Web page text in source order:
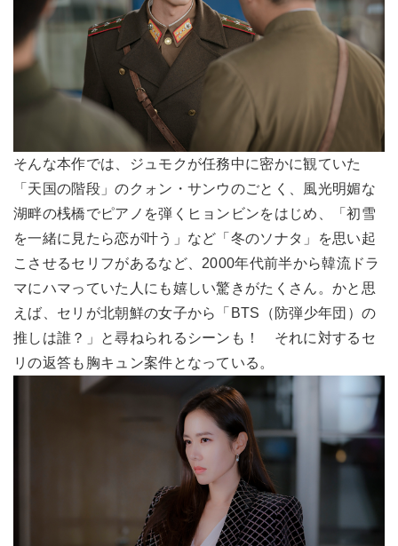
そんな本作では、ジュモクが任務中に密かに観ていた
「天国の階段」のクォン・サンウのごとく、風光明媚な
湖畔の桟橋でピアノを弾くヒョンビンをはじめ、「初雪
を一緒に見たら恋が叶う」など「冬のソナタ」を思い起
こさせるセリフがあるなど、2000年代前半から韓流ドラ
マにハマっていた人にも嬉しい驚きがたくさん。かと思
えば、セリが北朝鮮の女子から「BTS（防弾少年団）の
推しは誰？」と尋ねられるシーンも！ それに対するセ
リの返答も胸キュン案件となっている。